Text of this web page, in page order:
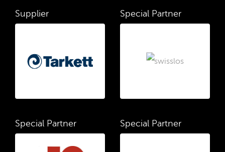
Supplier Special Partner
Special Partner Special Partner